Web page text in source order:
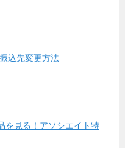
込先変更方法
を見る！アソシエイト特